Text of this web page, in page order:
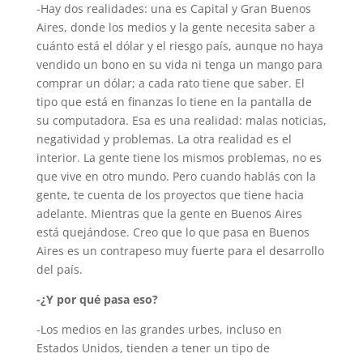
-Hay dos realidades: una es Capital y Gran Buenos
Aires, donde los medios y la gente necesita saber a
cuánto está el dólar y el riesgo país, aunque no haya
vendido un bono en su vida ni tenga un mango para
comprar un dólar; a cada rato tiene que saber. El
tipo que está en finanzas lo tiene en la pantalla de
su computadora. Esa es una realidad: malas noticias,
negatividad y problemas. La otra realidad es el
interior. La gente tiene los mismos problemas, no es
que vive en otro mundo. Pero cuando hablás con la
gente, te cuenta de los proyectos que tiene hacia
adelante. Mientras que la gente en Buenos Aires
está quejándose. Creo que lo que pasa en Buenos
Aires es un contrapeso muy fuerte para el desarrollo
del país.
-¿Y por qué pasa eso?
-Los medios en las grandes urbes, incluso en
Estados Unidos, tienden a tener un tipo de